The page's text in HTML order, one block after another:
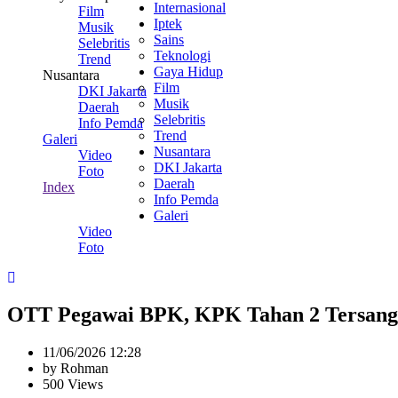
Film
Musik
Selebritis
Trend
Nusantara
DKI Jakarta
Daerah
Info Pemda
Galeri
Video
Foto
Index
Internasional
Iptek
Sains
Teknologi
Gaya Hidup
Film
Musik
Selebritis
Trend
Nusantara
DKI Jakarta
Daerah
Info Pemda
Galeri
Video
Foto
OTT Pegawai BPK, KPK Tahan 2
11/06/2026 12:28
by Rohman
500 Views